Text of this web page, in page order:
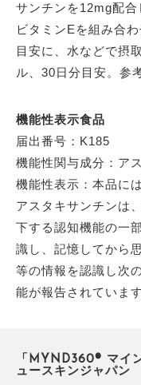
サンチンを12mg配
ビタミンEを組み合
目安に、水などで摂
ル、30日分目安。参
機能性表示食品
届出番号：K185
機能性関与成分：ア
機能性表示：本品に
アスタキサンチンは
下する認知機能の一
識し、記憶してから
等の情報を認識し次
能が報告されています
「MYND360® マイ
ュースキンジャパン